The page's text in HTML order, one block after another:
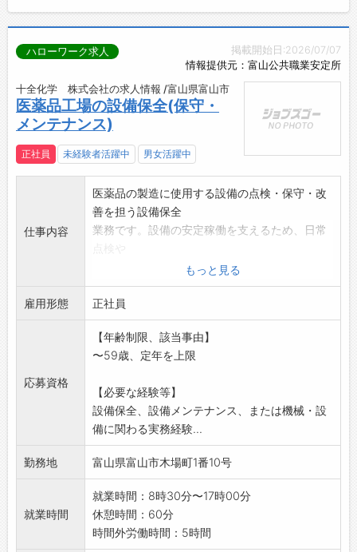
掲載開始日:2026/07/07
情報提供元：富山公共職業安定所
ハローワーク求人
十全化学 株式会社の求人情報 /富山県富山市
医薬品工場の設備保全(保守・
メンテナンス)
正社員 未経験者活躍中 男女活躍中
仕事内容
医薬品の製造に使用する設備の点検・保守・改
善を担う設備保全
業務です。設備の安定稼働を支えるため、日常
定期メンテナンス、トラブル対応、設備改善ま
で
幅広く業務を行っていただきます。
・製造設備の点検、保守、修理対応
・設備トラブル発生時の原因調査および復旧対
応
の調整
・製造現場と連携した設備改善(安全性・効率性
向上)の推進
・各種許認可手続きに関わる資料作成、対応
【変更の範囲:会社の定める業務】
もっと見る
雇用形態 正社員
応募資格
【年齢制限、該当事由】
〜59歳、定年を上限
【必要な経験等】
設備保全、設備メンテナンス、または機械・設
備に関わる実務経験...
勤務地 富山県富山市木場町1番10号
就業時間
就業時間：8時30分〜17時00分
休憩時間：60分
時間外労働時間：5時間